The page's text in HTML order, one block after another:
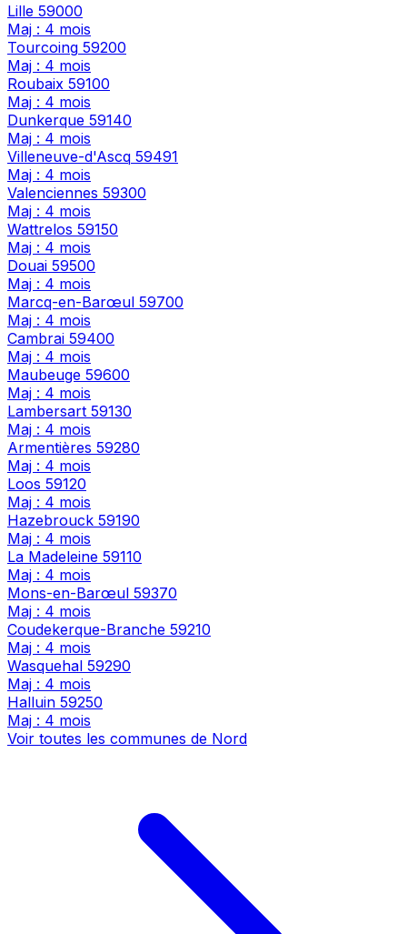
Lille 59000
Maj : 4 mois
Tourcoing 59200
Maj : 4 mois
Roubaix 59100
Maj : 4 mois
Dunkerque 59140
Maj : 4 mois
Villeneuve-d'Ascq 59491
Maj : 4 mois
Valenciennes 59300
Maj : 4 mois
Wattrelos 59150
Maj : 4 mois
Douai 59500
Maj : 4 mois
Marcq-en-Barœul 59700
Maj : 4 mois
Cambrai 59400
Maj : 4 mois
Maubeuge 59600
Maj : 4 mois
Lambersart 59130
Maj : 4 mois
Armentières 59280
Maj : 4 mois
Loos 59120
Maj : 4 mois
Hazebrouck 59190
Maj : 4 mois
La Madeleine 59110
Maj : 4 mois
Mons-en-Barœul 59370
Maj : 4 mois
Coudekerque-Branche 59210
Maj : 4 mois
Wasquehal 59290
Maj : 4 mois
Halluin 59250
Maj : 4 mois
Voir toutes les communes de Nord